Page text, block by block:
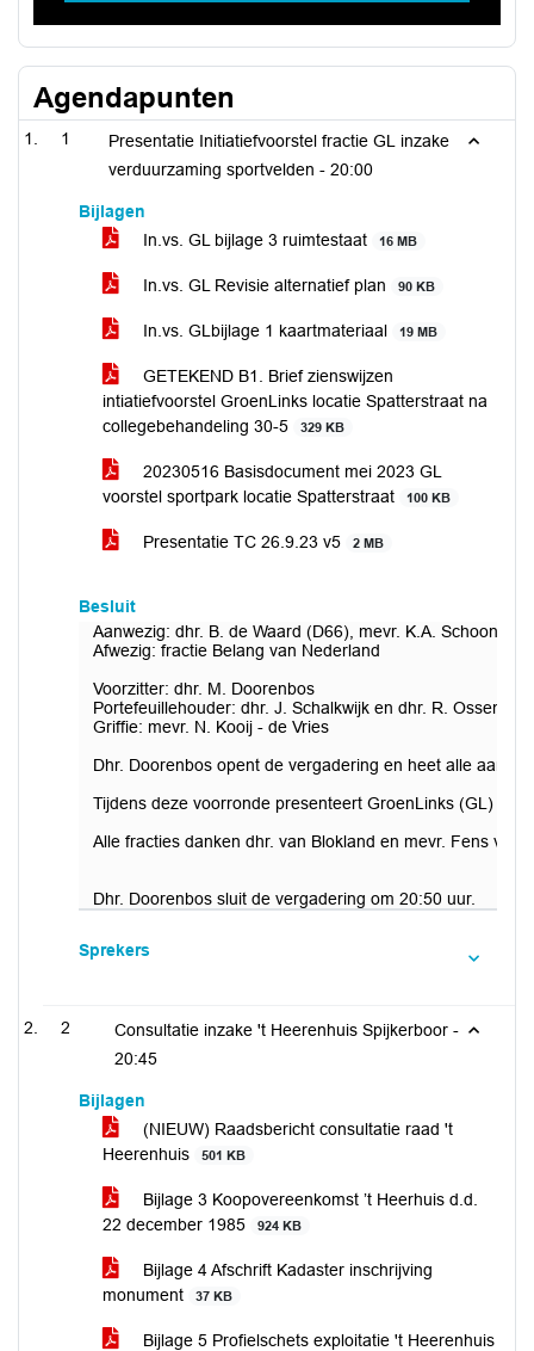
Agendapunten
1
Presentatie Initiatiefvoorstel fractie GL inzake
verduurzaming sportvelden - 20:00
Bijlagen
In.vs. GL bijlage 3 ruimtestaat
16 MB
In.vs. GL Revisie alternatief plan 90 KB
In.vs. GLbijlage 1 kaartmateriaal 19 MB
GETEKEND B1. Brief zienswijzen
intiatiefvoorstel GroenLinks locatie Spatterstraat na
collegebehandeling 30-5
329 KB
20230516 Basisdocument mei 2023 GL
voorstel sportpark locatie Spatterstraat
100 KB
Presentatie TC 26.9.23 v5 2 MB
Besluit
Aanwezig: dhr. B. de Waard (D66), mevr. K.A.
Afwezig: fractie Belang van Nederland
Voorzitter: dhr. M. Doorenbos
Portefeuillehouder: dhr. J. Schalkwijk en dhr. R.
Griffie: mevr. N. Kooij - de Vries
Dhr. Doorenbos opent de vergadering en heet alle
Tijdens deze voorronde presenteert GroenLinks (GL)
Alle fracties danken dhr. van Blokland en mevr. Fens
Dhr. Doorenbos sluit de vergadering om 20:50 uur.
Sprekers
2
Consultatie inzake 't Heerenhuis Spijkerboor -
20:45
Bijlagen
(NIEUW) Raadsbericht consultatie raad 't
Heerenhuis
501 KB
Bijlage 3 Koopovereenkomst ’t Heerhuis d.d.
22 december 1985
924 KB
Bijlage 4 Afschrift Kadaster inschrijving
monument
37 KB
Bijlage 5 Profielschets exploitatie 't Heerenhuis